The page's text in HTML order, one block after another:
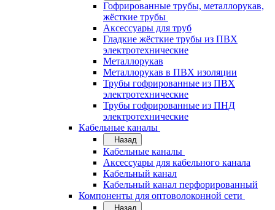
Гофрированные трубы, металлорукав,
жёсткие трубы
Аксессуары для труб
Гладкие жёсткие трубы из ПВХ
электротехнические
Металлорукав
Металлорукав в ПВХ изоляции
Трубы гофрированные из ПВХ
электротехнические
Трубы гофрированные из ПНД
электротехнические
Кабельные каналы
Назад
Кабельные каналы
Аксессуары для кабельного канала
Кабельный канал
Кабельный канал перфорированный
Компоненты для оптоволоконной сети
Назад